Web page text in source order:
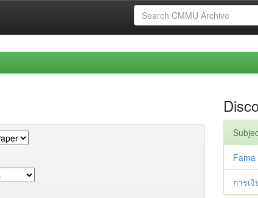
การเ